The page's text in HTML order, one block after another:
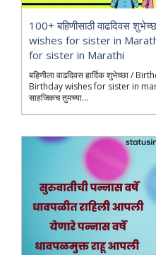
100+ बहिणीसाठी वाढदिवस
wishes for sister in
for sister in Marathi
बहिणीला वाढदिवस हार्दिक शुभेच्छा /
Birthday wishes for sister in
साहजिकच तुमच्या...